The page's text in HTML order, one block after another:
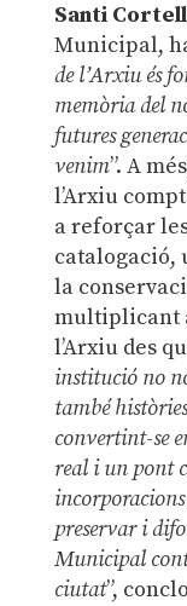
Santi
Municipal,
de l’Arxiu és
memòria del
futures
venim”. A
l’Arxiu
a reforçar
catalogació,
la
multiplicant
l’Arxiu des
institució no
també
convertint-se
real i un pont
preservar i
Municipal
ciutat”,